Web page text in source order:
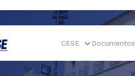
CESE Documentos